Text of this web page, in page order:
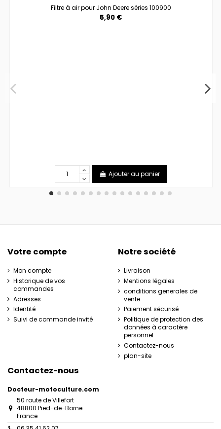
Filtre à air pour John Deere séries 100900
5,90 €
Ajouter au panier
Votre compte
Mon compte
Historique de vos
commandes
Adresses
Identité
Suivi de commande invité
Notre société
Livraison
Mentions légales
conditions generales de
vente
Paiement sécurisé
Politique de protection des
données à caractère
personnel
Contactez-nous
plan-site
Contactez-nous
Docteur-motoculture.com
50 route de Villefort
48800 Pied-de-Borne
France